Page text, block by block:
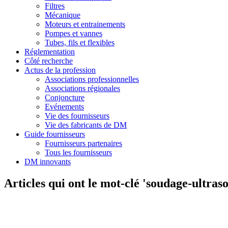
Filtres
Mécanique
Moteurs et entrainements
Pompes et vannes
Tubes, fils et flexibles
Réglementation
Côté recherche
Actus de la profession
Associations professionnelles
Associations régionales
Conjoncture
Evénements
Vie des fournisseurs
Vie des fabricants de DM
Guide fournisseurs
Fournisseurs partenaires
Tous les fournisseurs
DM innovants
Articles qui ont le mot-clé 'soudage-